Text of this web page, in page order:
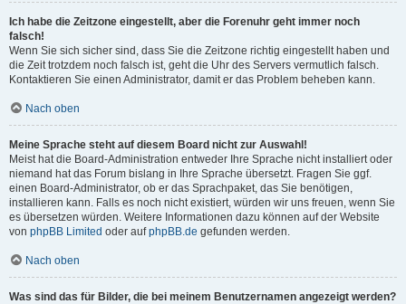
Ich habe die Zeitzone eingestellt, aber die Forenuhr geht immer noch
falsch!
Wenn Sie sich sicher sind, dass Sie die Zeitzone richtig eingestellt haben und
die Zeit trotzdem noch falsch ist, geht die Uhr des Servers vermutlich falsch.
Kontaktieren Sie einen Administrator, damit er das Problem beheben kann.
Nach oben
Meine Sprache steht auf diesem Board nicht zur Auswahl!
Meist hat die Board-Administration entweder Ihre Sprache nicht installiert oder
niemand hat das Forum bislang in Ihre Sprache übersetzt. Fragen Sie ggf.
einen Board-Administrator, ob er das Sprachpaket, das Sie benötigen,
installieren kann. Falls es noch nicht existiert, würden wir uns freuen, wenn Sie
es übersetzen würden. Weitere Informationen dazu können auf der Website
von phpBB Limited oder aufphpBB.de gefunden werden.
Nach oben
Was sind das für Bilder, die bei meinem Benutzernamen angezeigt werden?